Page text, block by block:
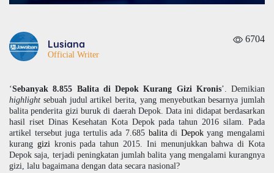
Lusiana
Official Writer
6704
‘Sebanyak 8.855 Balita di Depok Kurang Gizi Kronis’. Demikian
highlight sebuah judul artikel berita, yang menyebutkan besarnya jumlah
balita penderita gizi buruk di daerah Depok. Data ini didapat berdasarkan
hasil riset Dinas Kesehatan Kota Depok pada tahun 2016 silam. Pada
artikel tersebut juga tertulis ada 7.685 balitadi Depokyang mengalami
kurang gizi kronis pada tahun 2015. Ini menunjukkan bahwa di Kota
Depok saja, terjadi peningkatan jumlah balita yang mengalami kurangnya
gizi, lalu bagaimana dengan data secara nasional?